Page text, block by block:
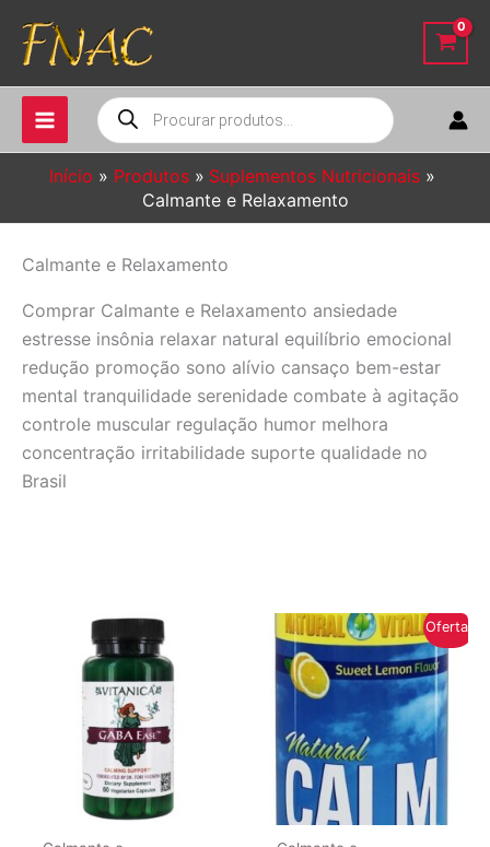
para
conteúdo
Pesquisar
produtos
Início Produtos
Suplementos Nutricionais
Calmante e Relaxamento
Calmante e Relaxamento
Comprar Calmante e Relaxamento ansiedade
estresse insônia relaxar natural equilíbrio emocional
redução promoção sono alívio cansaço bem-estar
mental tranquilidade serenidade combate à agitação
controle muscular regulação humor melhora
concentração irritabilidade suporte qualidade no
Brasil
Oferta!